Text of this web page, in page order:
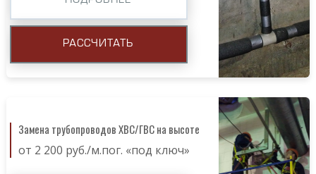
РАССЧИТАТЬ
Замена трубопроводов ХВС/ГВС на высоте
от 2 200 руб./м.пог. «под ключ»